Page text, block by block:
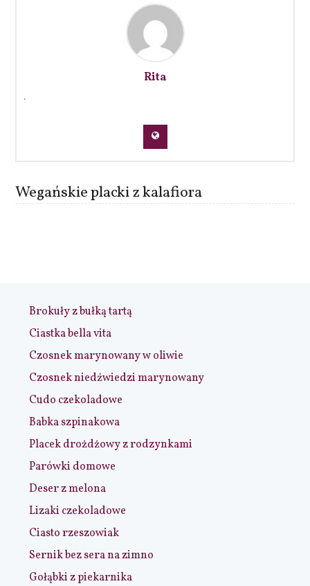
Rita
.
Wegańskie placki z kalafiora
Brokuły z bułką tartą
Ciastka bella vita
Czosnek marynowany w oliwie
Czosnek niedźwiedzi marynowany
Cudo czekoladowe
Babka szpinakowa
Placek drożdżowy z rodzynkami
Parówki domowe
Deser z melona
Lizaki czekoladowe
Ciasto rzeszowiak
Sernik bez sera na zimno
Gołąbki z piekarnika